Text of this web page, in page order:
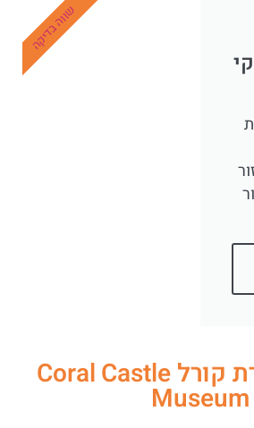
שווה בדיקה
מוזיאון טירת קורל Coral Castle
Museum